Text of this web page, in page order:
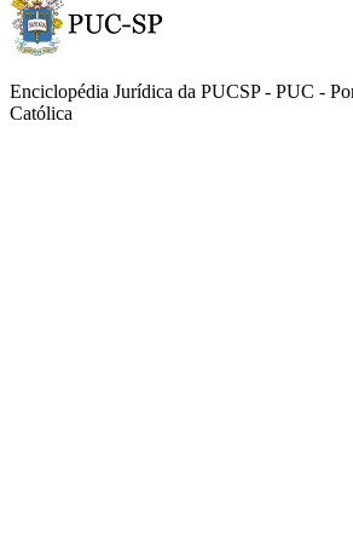
Enciclopédia Jurídica da PUCSP - PUC -
Católica